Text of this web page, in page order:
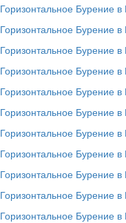
Горизонтальное Бурение
Горизонтальное Бурение
Горизонтальное Бурение
Горизонтальное Бурение
Горизонтальное Бурение
Горизонтальное Бурение
Горизонтальное Бурение
Горизонтальное Бурение
Горизонтальное Бурение
Горизонтальное Бурение
Горизонтальное Бурение